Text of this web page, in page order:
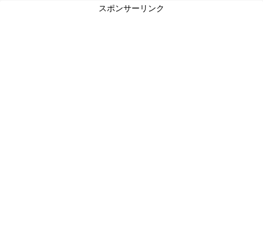
スポンサーリンク